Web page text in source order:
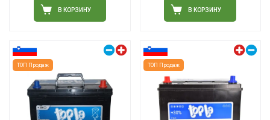
В КОРЗИНУ В КОРЗИНУ
ТОП Продаж ТОП Продаж